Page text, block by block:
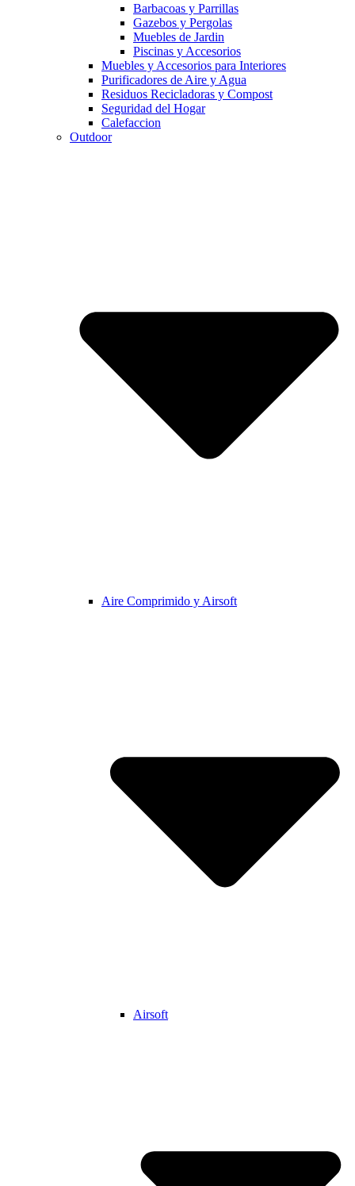
Barbacoas y Parrillas
Gazebos y Pergolas
Muebles de Jardin
Piscinas y Accesorios
Muebles y Accesorios para Interiores
Purificadores de Aire y Agua
Residuos Recicladoras y Compost
Seguridad del Hogar
Calefaccion
Outdoor
Aire Comprimido y Airsoft
Airsoft